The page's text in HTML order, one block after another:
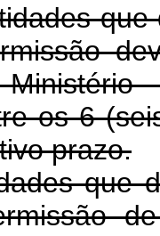
os 6
prazo.
que